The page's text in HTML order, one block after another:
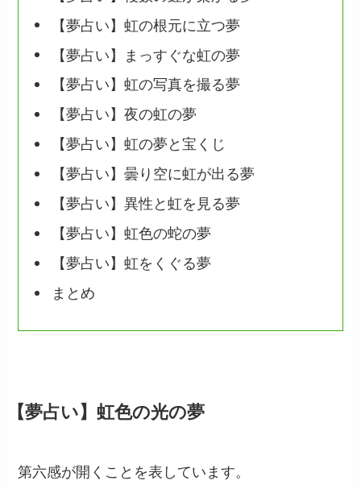
【夢占い】虹の根元に立つ夢
【夢占い】まっすぐな虹の夢
【夢占い】虹の写真を撮る夢
【夢占い】夜の虹の夢
【夢占い】虹の夢と宝くじ
【夢占い】曇り空に虹が出る夢
【夢占い】異性と虹を見る夢
【夢占い】虹色の蛇の夢
【夢占い】虹をくぐる夢
まとめ
【夢占い】虹色の光の夢
第六感が開くことを表しています。